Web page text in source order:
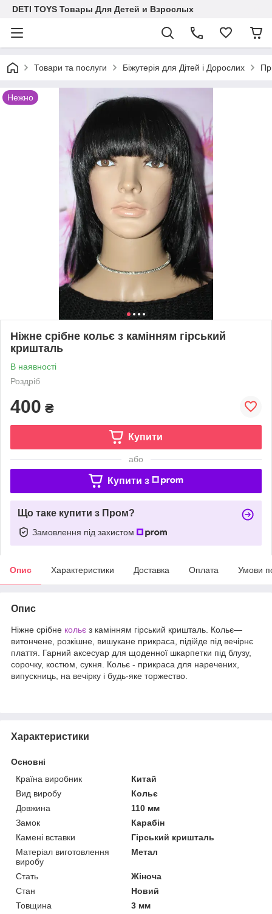
DETI TOYS Товары Для Детей и Взрослых
Товари та послуги Біжутерія для Дітей і Дорослих
Нежно
Ніжне срібне кольє з камінням гірський
кришталь
В наявності
Роздріб
400 ₴
Купити
або
Купити з
Що таке купити з Пром?
Замовлення під захистом
Опис Характеристики Доставка Оплата Умови
Опис
Ніжне срібне кольє з камінням гірський кришталь. Кольє—
витончене, розкішне, вишукане прикраса, підійде під вечірнє
плаття. Гарний аксесуар для щоденної шкарпетки під блузу,
сорочку, костюм, сукня. Кольє - прикраса для наречених,
випускниць, на вечірку і будь-яке торжество.
Характеристики
Основні
Країна виробник
Китай
Вид виробу
Кольє
Довжина
110 мм
Замок
Карабін
Камені вставки
Гірський кришталь
Матеріал виготовлення
виробу
Метал
Стать
Жіноча
Стан
Новий
Товщина
3 мм